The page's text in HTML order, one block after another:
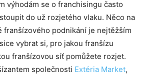
výhodám se o franchisingu často
do už rozjetého vlaku. Něco na
franšízového podnikání je nejtěžším
vybrat si, pro jakou franšízu
franšízovou síť pomůžete rozjet.
společnosti Extéria Market,